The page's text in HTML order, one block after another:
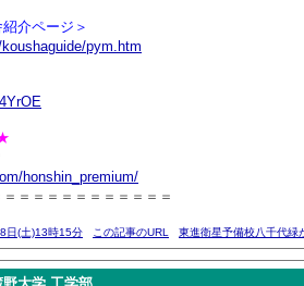
介ページ＞
pym.htm
honshin_premium/
＝＝＝＝＝＝＝＝＝＝＝
日(土)13時15分 この記事のURL 東進衛星予備校八千代緑